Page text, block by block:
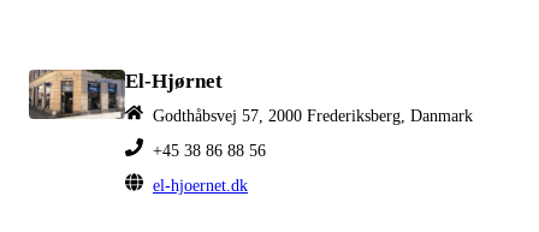
El-Hjørnet
Godthåbsvej 57, 2000 Frederiksberg, Danmark
+45 38 86 88 56
el-hjoernet.dk